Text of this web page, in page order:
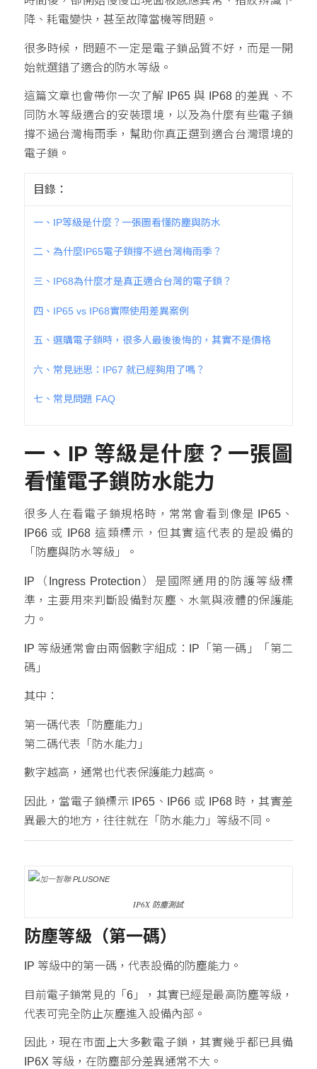
降、耗電變快，甚至故障當機等問題。
很多時候，問題不一定是電子鎖品質不好，而是一開
始就選錯了適合的防水等級。
這篇文章也會帶你一次了解 IP65 與 IP68 的差異、不
同防水等級適合的安裝環境，以及為什麼有些電子鎖
撐不過台灣梅雨季，幫助你真正選到適合台灣環境的
電子鎖。
目錄：
一、IP等級是什麼？一張圖看懂防塵與防水
二、為什麼IP65電子鎖撐不過台灣梅雨季？
三、IP68為什麼才是真正適合台灣的電子鎖？
四、IP65 vs IP68實際使用差異案例
五、選購電子鎖時，很多人最後後悔的，其實不是價格
六、常見迷思：IP67 就已經夠用了嗎？
七、常見問題 FAQ
一、IP 等級是什麼？一張圖
看懂電子鎖防水能力
很多人在看電子鎖規格時，常常會看到像是 IP65、
IP66 或 IP68 這類標示，但其實這代表的是設備的
「防塵與防水等級」。
IP（Ingress Protection）是國際通用的防護等級標
準，主要用來判斷設備對灰塵、水氣與液體的保護能
力。
IP 等級通常會由兩個數字組成：IP「第一碼」「第二
碼」
其中：
第一碼代表「防塵能力」
第二碼代表「防水能力」
數字越高，通常也代表保護能力越高。
因此，當電子鎖標示 IP65、IP66 或 IP68 時，其實差
異最大的地方，往往就在「防水能力」等級不同。
IP6X 防塵測試
防塵等級（第一碼）
IP 等級中的第一碼，代表設備的防塵能力。
目前電子鎖常見的「6」，其實已經是最高防塵等級，
代表可完全防止灰塵進入設備內部。
因此，現在市面上大多數電子鎖，其實幾乎都已具備
IP6X 等級，在防塵部分差異通常不大。